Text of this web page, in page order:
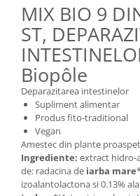
MIX BIO 9
ST,
Biopôle
Deparazitarea intestinelor
Supliment alimentar
Produs fito-traditional
Vegan
Amestec din plante
Ingrediente: extract hidro-
de: radacina de iarba mare
izoalantolactona si 0.13%